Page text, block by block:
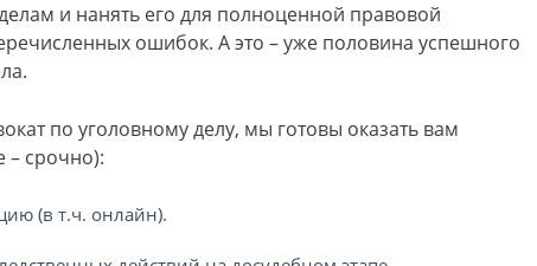
и нанять его для полноценной правовой
ошибок. А это – уже половина успешного
по уголовному делу, мы готовы оказать вам
срочно):
(в т.ч. онлайн).